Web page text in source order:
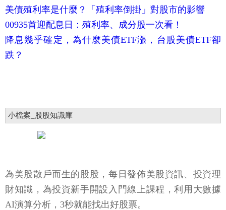
美債殖利率是什麼？「殖利率倒掛」對股市的影響
00935首迎配息日：殖利率、成分股一次看！
降息幾乎確定，為什麼美債ETF漲，台股美債ETF卻
跌？
小檔案_股股知識庫
為美股散戶而生的股股，每日發佈美股資訊、投資理
財知識，為投資新手開設入門線上課程，利用大數據
AI演算分析，3秒就能找出好股票。